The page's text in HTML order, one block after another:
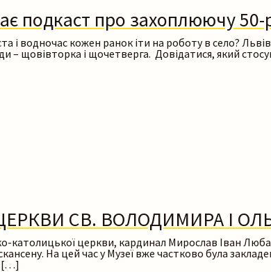
подкаст про захоплюючу 50-
і водночас кожен ранок іти на роботу в село?
– щовівторка і щочетверга. Довідатися, який
СВ. ВОЛОДИМИРА І
католицької церкви, кардинал Мирослав Іван
На цей час у Музеї вже частково була
[…]